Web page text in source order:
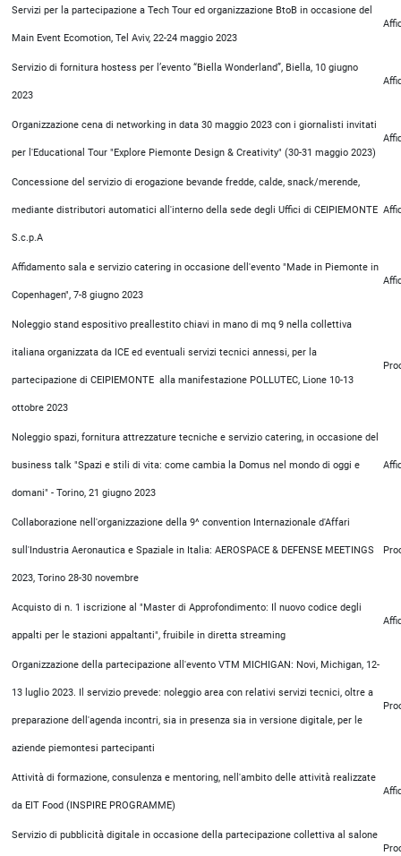
Servizi per la partecipazione a Tech Tour ed organizzazione BtoB in occasione del
Main Event Ecomotion, Tel Aviv, 22-24 maggio 2023
Servizio di fornitura hostess per l’evento “Biella Wonderland”, Biella, 10 giugno
2023
Organizzazione cena di networking in data 30 maggio 2023 con i giornalisti invitati
per l'Educational Tour "Explore Piemonte Design & Creativity" (30-31 maggio 2023)
Concessione del servizio di erogazione bevande fredde, calde, snack/merende,
mediante distributori automatici all'interno della sede degli Uffici di CEIPIEMONTE
S.c.p.A
Affidamento sala e servizio catering in occasione dell'evento "Made in Piemonte in
Copenhagen", 7-8 giugno 2023
Noleggio stand espositivo preallestito chiavi in mano di mq 9 nella collettiva
italiana organizzata da ICE ed eventuali servizi tecnici annessi, per la
partecipazione di CEIPIEMONTE alla manifestazione POLLUTEC, Lione 10-13
ottobre 2023
Noleggio spazi, fornitura attrezzature tecniche e servizio catering, in occasione del
business talk "Spazi e stili di vita: come cambia la Domus nel mondo di oggi e
domani" - Torino, 21 giugno 2023
Collaborazione nell'organizzazione della 9^ convention Internazionale d'Affari
sull'Industria Aeronautica e Spaziale in Italia: AEROSPACE & DEFENSE MEETINGS
2023, Torino 28-30 novembre
Acquisto di n. 1 iscrizione al "Master di Approfondimento: Il nuovo codice degli
appalti per le stazioni appaltanti", fruibile in diretta streaming
Organizzazione della partecipazione all'evento VTM MICHIGAN: Novi, Michigan, 12-
13 luglio 2023. Il servizio prevede: noleggio area con relativi servizi tecnici, oltre a
preparazione dell'agenda incontri, sia in presenza sia in versione digitale, per le
aziende piemontesi partecipanti
Attività di formazione, consulenza e mentoring, nell'ambito delle attività realizzate
da EIT Food (INSPIRE PROGRAMME)
Servizio di pubblicità digitale in occasione della partecipazione collettiva al salone